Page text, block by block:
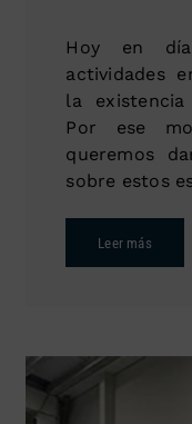
Hoy en
actividades
la
Por ese
queremos
sobre estos
Leer más